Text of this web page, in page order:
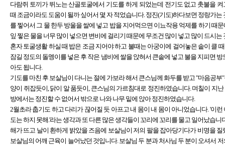
다람쥐 토끼가 뛰노는 산골토굴에서 기도를 하게 되었는데 전기도 없고 촛불을
때 조금이라도 도움이 될까 싶어서 몇 자 적었습니다. 정진(기도)하다보면 정랑가
를 찧어서 그 물 한두 방울을 쌀에 넣고 밥을 지어먹으면 이뇨작용 억제를 하기 때
잎 찧은 물을 너무 많이 넣으면 변비에 걸리기 때문에 무조건 많이 넣고 많이 드시
혼자 토굴생활 하실 때 밥은 조금 지어야 하고 불때는 아궁이에 걸어놓은 솥이 클
잠길 정도의 돌멩이를 넣은 후 작은 냄비에 쌀을 앉혀서 큰솥에 넣고 불을 지피면
아도 됩니다.
기도를 마친 후 보살님이 다니는 절에 가보라 해서 큰스님께 화두를 받고 "마음공
양이 쥐잡듯이, 닭이 알 품듯이, 큰스님의 가르침대로 정진하였습니다. 며칠이 지
방에서는 정진할 수 없어서 밖으로 나와 나무 밑에 앉아 정진하였습니다.
2월초라 춥기도 하고 다리가 끊어질 듯 아프고 내 몸이 내 몸이 아니었습니다. '이
도는 하지 못해.'라는 생각과 또 다른 많은 생각들이 꼬리에 꼬리를 물고 일어났습니
해가 뜨고 날이 환하게 밝았을 즈음에 보살님이 저의 팔을 잡아당기다가 비명을
보살님의 어깨 근육이 늘어났던 것입니다. 보살님 두 분과 처사님 두 분이 오셔서